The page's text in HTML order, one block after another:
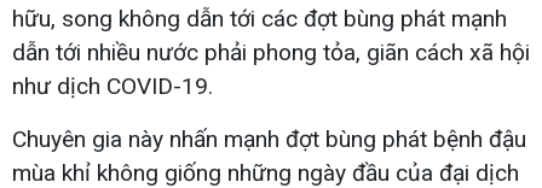
hữu, song không dẫn tới các đợt bùng phát mạnh
dẫn tới nhiều nước phải phong tỏa, giãn cách xã hội
như dịch COVID-19.
Chuyên gia này nhấn mạnh đợt bùng phát bệnh đậu
mùa khỉ không giống những ngày đầu của đại dịch